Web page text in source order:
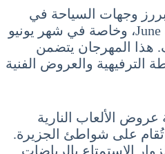
وجهات السياحة في
إيران شهر يونيو 6 حزيران June، وخاصة في شهر يونيو
هذا المهرجان يتضمن
والعروض الفنية
عروض الألعاب النارية
تُقام على شواطئ الجزيرة.
الاستمتاع بالرياضات